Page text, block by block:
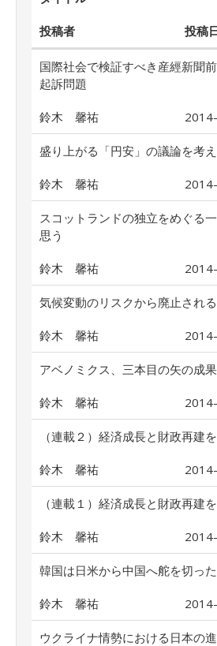
投稿者 投稿
国際社会で検証すべき産經新聞
起訴問題
鈴木 馨祐
盛り上がる「円安」の議論を考
鈴木 馨祐
スコットランドの独立をめぐる
思う
鈴木 馨祐
気候変動のリスクから廃止され
鈴木 馨祐
アベノミクス、三本目の矢の成果
鈴木 馨祐
（連載２）経済成長と財政再建
鈴木 馨祐
（連載１）経済成長と財政再建
鈴木 馨祐
韓国は日米から中国へ舵を切っ
鈴木 馨祐
ウクライナ情勢における日本の